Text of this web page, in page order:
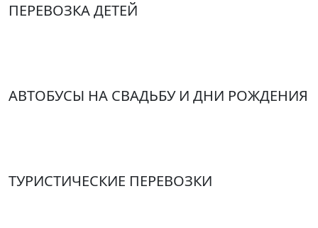
ПЕРЕВОЗКА ДЕТЕЙ
АВТОБУСЫ НА СВАДЬБУ И ДНИ РОЖДЕНИЯ
ТУРИСТИЧЕСКИЕ ПЕРЕВОЗКИ